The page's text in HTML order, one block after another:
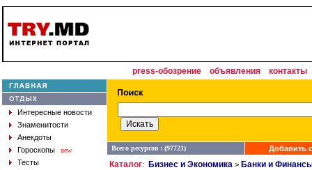
press-обозрение объявления контакты
Интересные новости
Знаменитости
Анекдоты
Гороскопы
new
Тесты
Всего ресурсов : (97721) Добавить
Каталог: Бизнес и Экономика > Банки и